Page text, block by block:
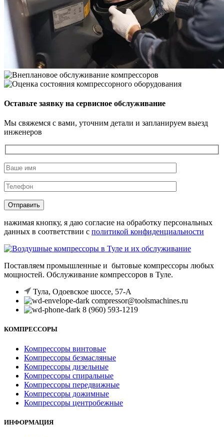
Оставьте заявку на сервисное обслуживание
Мы свяжемся с вами, уточним детали и запланируем выезд
инженеров
нажимая кнопку, я даю согласие на обработку персональных
данных в соответствии с политикой конфиденциальности
Поставляем промышленные и бытовые компрессоры любых
мощностей. Обслуживание компрессоров в Туле.
Тула, Одоевское шоссе, 57-А
compressor@toolsmachines.ru
8 (960) 593-1219
КОМПРЕССОРЫ
Компрессоры винтовые
Компрессоры безмасляные
Компрессоры дизельные
Компрессоры спиральные
Компрессоры передвижные
Компрессоры дожимные
Компрессоры центробежные
ИНФОРМАЦИЯ